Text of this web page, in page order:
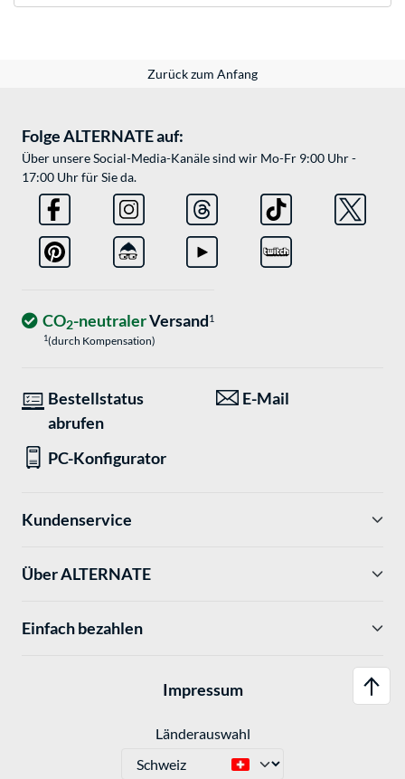
Zurück zum Anfang
Folge ALTERNATE auf:
Über unsere Social-Media-Kanäle sind wir Mo-Fr 9:00 Uhr -
17:00 Uhr für Sie da.
CO2-neutralerVersand1
1(durch Kompensation)
Bestellstatus
abrufen
E-Mail
PC-Konfigurator
Kundenservice
Über ALTERNATE
Einfach bezahlen
Impressum
Länderauswahl